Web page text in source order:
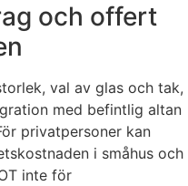
och offert
val av glas och tak,
med befintlig altan
privatpersoner kan
i småhus och
inte för